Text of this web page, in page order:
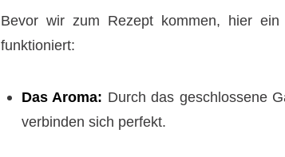
Bevor wir zum Rezept kommen, hier
funktioniert:
Das Aroma: Durch das geschlossene
verbinden sich perfekt.